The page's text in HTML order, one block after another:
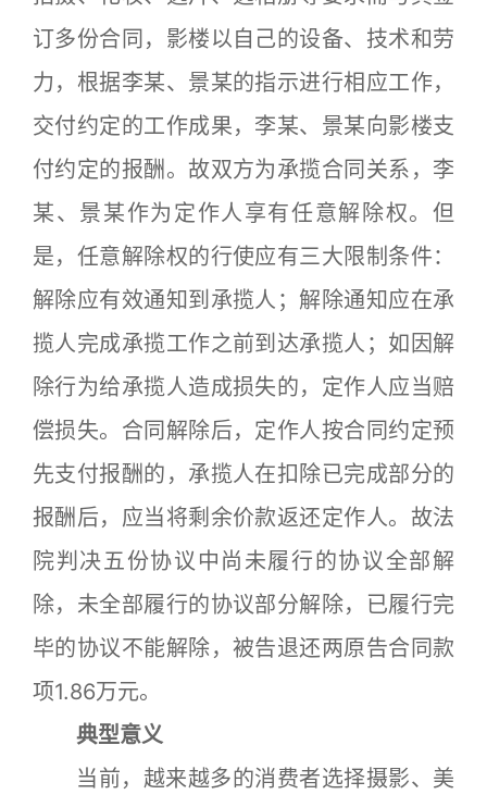
订多份合同，影楼以自己的设备、技术和劳
力，根据李某、景某的指示进行相应工作，
交付约定的工作成果，李某、景某向影楼支
付约定的报酬。故双方为承揽合同关系，李
某、景某作为定作人享有任意解除权。但
是，任意解除权的行使应有三大限制条件：
解除应有效通知到承揽人；解除通知应在承
揽人完成承揽工作之前到达承揽人；如因解
除行为给承揽人造成损失的，定作人应当赔
偿损失。合同解除后，定作人按合同约定预
先支付报酬的，承揽人在扣除已完成部分的
报酬后，应当将剩余价款返还定作人。故法
院判决五份协议中尚未履行的协议全部解
除，未全部履行的协议部分解除，已履行完
毕的协议不能解除，被告退还两原告合同款
项1.86万元。
典型意义
当前，越来越多的消费者选择摄影、美